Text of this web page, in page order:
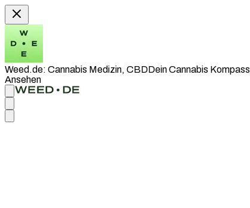
Weed.de: Cannabis Medizin, CBDDein Cannabis Kompass
Ansehen